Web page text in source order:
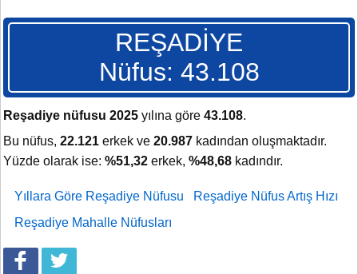
REŞADİYE
Nüfus: 43.108
Reşadiye nüfusu 2025 yılına göre 43.108.
Bu nüfus, 22.121 erkek ve 20.987 kadından oluşmaktadır.
Yüzde olarak ise: %51,32 erkek, %48,68 kadındır.
Yıllara Göre Reşadiye Nüfusu
Reşadiye Nüfus Artış Hızı
Reşadiye Mahalle Nüfusları